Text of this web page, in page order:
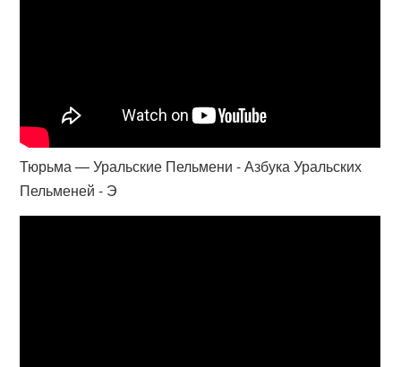
Тюрьма — Уральские Пельмени - Азбука Уральских
Пельменей - Э